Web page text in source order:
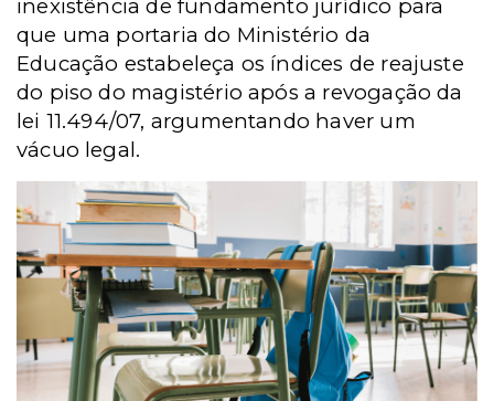
inexistência de fundamento jurídico para
que uma portaria do Ministério da
Educação estabeleça os índices de reajuste
do piso do magistério após a revogação da
lei 11.494/07, argumentando haver um
vácuo legal.